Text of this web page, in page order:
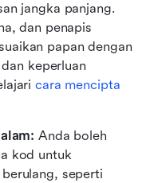
jangka panjang.
dan penapis
papan dengan
keperluan
cara mencipta
Anda boleh
kod untuk
seperti